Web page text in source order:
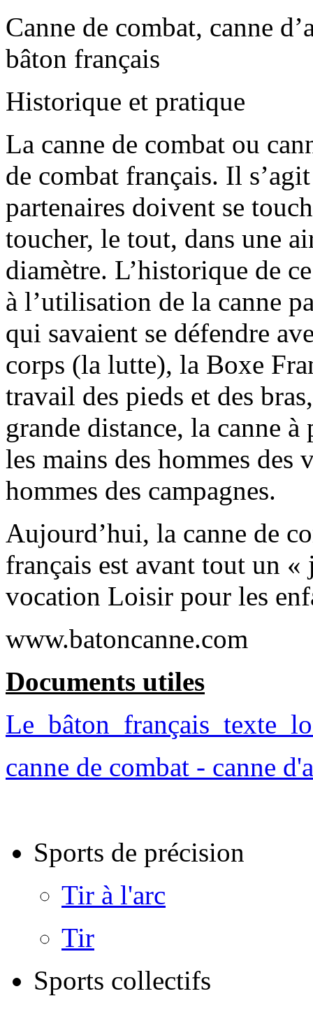
Canne de combat, canne
bâton français
Historique et pratique
La canne de combat ou
de combat français. Il
partenaires doivent se
toucher, le tout, dans une
diamètre. L’historique de
à l’utilisation de la canne
qui savaient se défendre
corps (la lutte), la Boxe
travail des pieds et des
grande distance, la canne
les mains des hommes des
hommes des campagnes.
Aujourd’hui, la canne de
français est avant tout un
vocation Loisir pour les
www.batoncanne.com
Documents utiles
canne de combat - canne
Sports de précision
Tir à l'arc
Tir
Sports collectifs